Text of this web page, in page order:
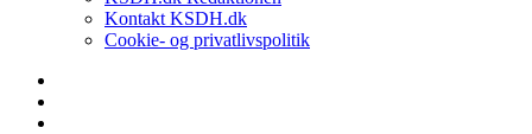
Kontakt KSDH.dk
Cookie- og privatlivspolitik